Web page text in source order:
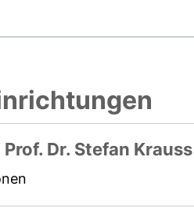
Dr. Stefan Krauss